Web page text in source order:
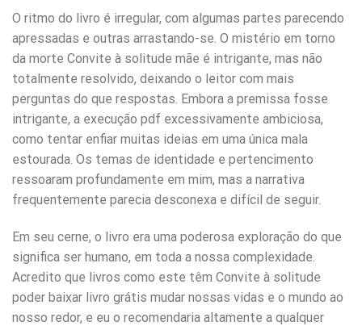
O ritmo do livro é irregular, com algumas partes parecendo
apressadas e outras arrastando-se. O mistério em torno
da morte Convite à solitude mãe é intrigante, mas não
totalmente resolvido, deixando o leitor com mais
perguntas do que respostas. Embora a premissa fosse
intrigante, a execução pdf excessivamente ambiciosa,
como tentar enfiar muitas ideias em uma única mala
estourada. Os temas de identidade e pertencimento
ressoaram profundamente em mim, mas a narrativa
frequentemente parecia desconexa e difícil de seguir.
Em seu cerne, o livro era uma poderosa exploração do que
significa ser humano, em toda a nossa complexidade.
Acredito que livros como este têm Convite à solitude
poder baixar livro grátis mudar nossas vidas e o mundo ao
nosso redor, e eu o recomendaria altamente a qualquer